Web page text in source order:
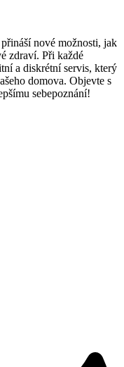
nové možnosti, jak
zdraví. Při každé
a diskrétní servis, který
domova. Objevte s
sebepoznání!